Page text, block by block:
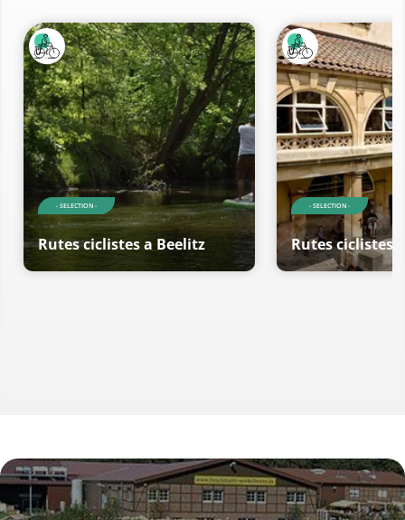
- SELECTION -
Rutes ciclistes a Beelitz
- SELECTION -
Rutes ciclistes